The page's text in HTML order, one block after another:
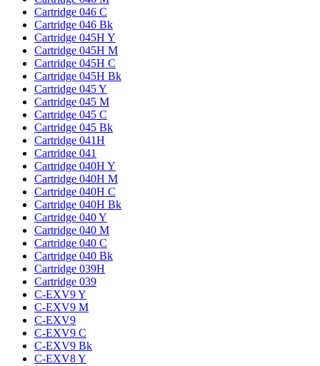
Cartridge 046 C
Cartridge 046 Bk
Cartridge 045H Y
Cartridge 045H M
Cartridge 045H C
Cartridge 045H Bk
Cartridge 045 Y
Cartridge 045 M
Cartridge 045 C
Cartridge 045 Bk
Cartridge 041H
Cartridge 041
Cartridge 040H Y
Cartridge 040H M
Cartridge 040H C
Cartridge 040H Bk
Cartridge 040 Y
Cartridge 040 M
Cartridge 040 C
Cartridge 040 Bk
Cartridge 039H
Cartridge 039
C-EXV9 Y
C-EXV9 M
C-EXV9
C-EXV9 C
C-EXV9 Bk
C-EXV8 Y